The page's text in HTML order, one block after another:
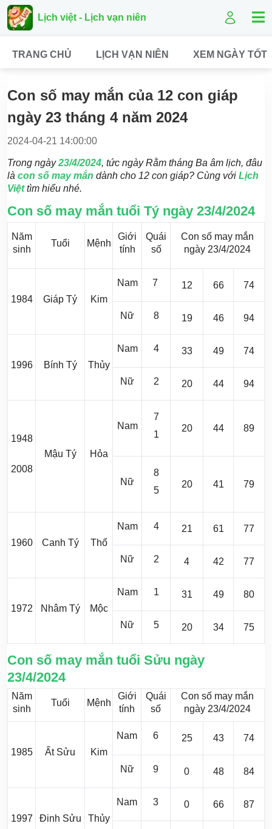
Lịch việt - Lịch vạn niên
TRANG CHỦ LỊCH VẠN NIÊN XEM NGÀY TỐT
Con số may mắn của 12 con giáp
ngày 23 tháng 4 năm 2024
2024-04-21 14:00:00
Trong ngày23/4/2024, tức ngày Rằm tháng Ba âm lịch, đâu
là con số may mắn dành cho 12 con giáp? Cùng với Lịch
Việttìm hiểu nhé.
Con số may mắn tuổi Tý ngày 23/4/2024
Năm
sinh
Tuổi Mệnh
Giới
tính
Quái
số
Con số may mắn
ngày 23/4/2024
1984 Giáp Tý Kim
Nam 7 12 66 74
Nữ 8 19 46 94
1996 Bính Tý Thủy
Nam 4 33 49 74
Nữ 2 20 44 94
1948
2008
Mậu Tý Hỏa
Nam
7
1
20 44 89
Nữ
8
5
20 41 79
1960 Canh Tý Thổ
Nam 4 21 61 77
Nữ 2 4 42 77
1972 Nhâm Tý Mộc
Nam 1 31 49 80
Nữ 5 20 34 75
Con số may mắn tuổi Sửu ngày
23/4/2024
Năm
sinh
Tuổi Mệnh
Giới
tính
Quái
số
Con số may mắn
ngày 23/4/2024
1985 Ất Sửu Kim
Nam 6 25 43 74
Nữ 9 0 48 84
1997 Đinh Sửu Thủy
Nam 3 0 66 87